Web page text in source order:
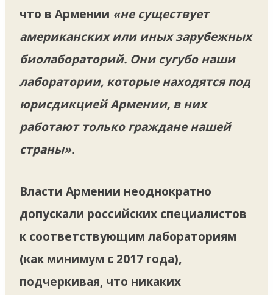
что в Армении «не существует
американских или иных зарубежных
биолабораторий. Они сугубо наши
лаборатории, которые находятся под
юрисдикцией Армении, в них
работают только граждане нашей
страны».
Власти Армении неоднократно
допускали российских специалистов
к соответствующим лабораториям
(как минимум с 2017 года),
подчеркивая, что никаких